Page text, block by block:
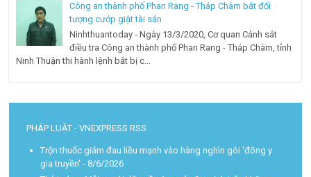
Công an thành phố Phan Rang - Tháp Chàm bắt đối
tượng cướp giật tài sản
Ninhthuantoday - Ngày 13/3/2020, Cơ quan Cảnh sát
điều tra Công an thành phố Phan Rang - Tháp Chàm, tỉnh
Ninh Thuận thi hành lệnh bắt bị c...
PHÁP LUẬT - VNEXPRESS RSS
Trộn thuốc giảm đau liều mạnh vào hàng nghìn gói 'đông y
gia truyền' - 8/6/2026